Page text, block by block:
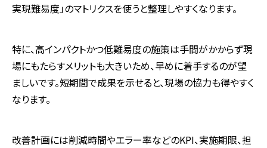
実現難易度」のマトリクスを使うと整理しやすくなります。
特に、高インパクトかつ低難易度の施策は手間がかからず現
場にもたらすメリットも大きいため、早めに着手するのが望
ましいです。短期間で成果を示せると、現場の協力も得やすく
なります。
改善計画には削減時間やエラー率などのKPI、実施期限、担